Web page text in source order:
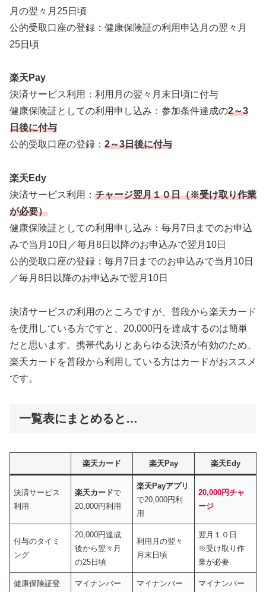
月の翌々月25日頃
公的受取口座の登録：健康保険証の利用申込月の翌々月
25日頃
楽天Pay
決済サービス利用：利用月の翌々月末日頃に付与
健康保険証としての利用申し込み：参加条件達成の2～3
日後に付与
公的受取口座の登録： 2～3日後に付与
楽天Edy
決済サービス利用： チャージ翌月１０日（※受け取り作業
が必要）
健康保険証としての利用申し込み：毎月7日までのお申込
みで当月10日／毎月8日以降のお申込みで翌月10日
公的受取口座の登録：毎月7日までのお申込みで当月10日
／毎月8日以降のお申込みで翌月10日
決済サービスの利用のところですが、普段から楽天カード
を使用している方ですと、20,000円を達成するのは簡単
だと思います。携帯代ありとあらゆる決済が有効のため、
楽天カードを普段から利用している方はカードがおススメ
です。
一覧表にまとめると…
楽天カード 楽天Pay 楽天Edy
決済サービス
利用
楽天カードで
20,000円利用
楽天Payアプリ
で20,000円利
用
20,000円チャ
ージ
付与のタイミ
ング
20,000円達成
後から翌々月
の25日頃
利用月の翌々
月末日頃
翌月１０日
※受け取り作
業が必要
健康保険証登 マイナンバー マイナンバー マイナンバー